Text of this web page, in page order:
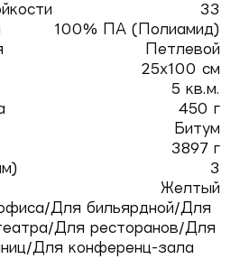
33
100% ПА (Полиамид)
Петлевой
25х100 см
5 кв.м.
450 г
Битум
3897 г
3
Желтый
Для бильярдной/Для
Для ресторанов/Для
Для конференц-зала